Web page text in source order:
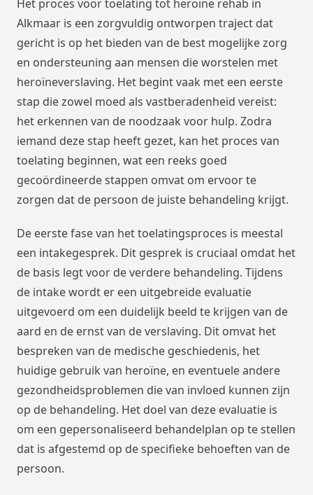
Het proces voor toelating tot heroïne rehab in
Alkmaar is een zorgvuldig ontworpen traject dat
gericht is op het bieden van de best mogelijke zorg
en ondersteuning aan mensen die worstelen met
heroïneverslaving. Het begint vaak met een eerste
stap die zowel moed als vastberadenheid vereist:
het erkennen van de noodzaak voor hulp. Zodra
iemand deze stap heeft gezet, kan het proces van
toelating beginnen, wat een reeks goed
gecoördineerde stappen omvat om ervoor te
zorgen dat de persoon de juiste behandeling krijgt.
De eerste fase van het toelatingsproces is meestal
een intakegesprek. Dit gesprek is cruciaal omdat het
de basis legt voor de verdere behandeling. Tijdens
de intake wordt er een uitgebreide evaluatie
uitgevoerd om een duidelijk beeld te krijgen van de
aard en de ernst van de verslaving. Dit omvat het
bespreken van de medische geschiedenis, het
huidige gebruik van heroïne, en eventuele andere
gezondheidsproblemen die van invloed kunnen zijn
op de behandeling. Het doel van deze evaluatie is
om een gepersonaliseerd behandelplan op te stellen
dat is afgestemd op de specifieke behoeften van de
persoon.